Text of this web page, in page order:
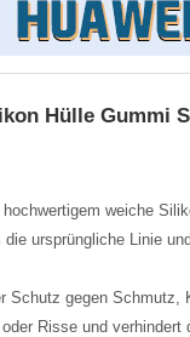
Hülle Gummi
weiche
ursprüngliche Linie
Schutz gegen
Risse und